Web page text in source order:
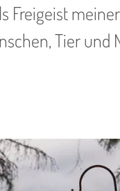
Freigeist
Tier